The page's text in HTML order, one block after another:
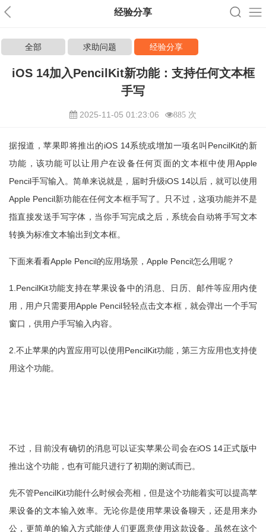
经验分享
全部 求助问题 经验分享
iOS 14加入PencilKit新功能：支持任何文本框
手写
2025-11-05 01:23:06 885 次
据报道，苹果即将推出的iOS 14系统或增加一项名叫PencilKit的新
功能，该功能可以让用户在设备任何页面的文本框中使用Apple
Pencil手写输入。简单来说就是，届时升级iOS 14以后，就可以使用
Apple Pencil新功能在任何文本框手写了。只不过，这项功能并不是
指直接发送手写字体，当你手写完成之后，系统会自动将手写文本
转换为标准文本输出到文本框。
下面来看看Apple Pencil的应用场景，Apple Pencil怎么用呢？
1.PencilKit功能支持在苹果设备中的消息、日历、邮件等应用内使
用，用户只需要用Apple Pencil轻轻点击文本框，就会弹出一个手写
窗口，供用户手写输入内容。
2.不止苹果的内置应用可以使用PencilKit功能，第三方应用也支持使
用这个功能。
不过，目前没有确切的消息可以证实苹果公司会在iOS 14正式版中
推出这个功能，也有可能只进行了初期的测试而已。
先不管PencilKit功能什么时候会亮相，但是这个功能着实可以提高苹
果设备的文本输入效率。无论你是使用苹果设备聊天，还是用来办
公，更简单的输入方式能使人们更愿意使用这款设备。虽然在这个